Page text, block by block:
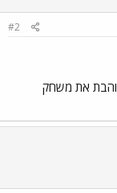
#2
את משחק